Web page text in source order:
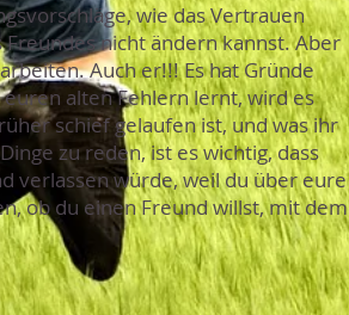
wie das Vertrauen
nicht ändern kannst. Aber
Auch er!!! Es hat Gründe
alten Fehlern lernt, wird es
schief gelaufen ist, und was ihr
zu reden, ist es wichtig, dass
verlassen würde, weil du über eure
ob du einen Freund willst, mit dem